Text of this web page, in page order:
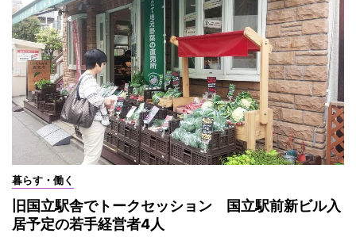
暮らす・働く
旧国立駅舎でトークセッション 国立駅前新ビル入
居予定の若手経営者4人